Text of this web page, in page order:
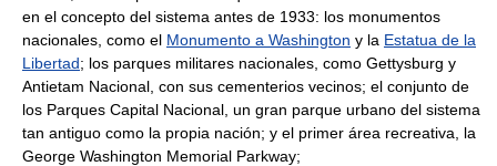
en el concepto del sistema antes de 1933: los monumentos
nacionales, como el Monumento a Washington y la Estatua de la
Libertad; los parques militares nacionales, como Gettysburg y
Antietam Nacional, con sus cementerios vecinos; el conjunto de
los Parques Capital Nacional, un gran parque urbano del sistema
tan antiguo como la propia nación; y el primer área recreativa, la
George Washington Memorial Parkway;